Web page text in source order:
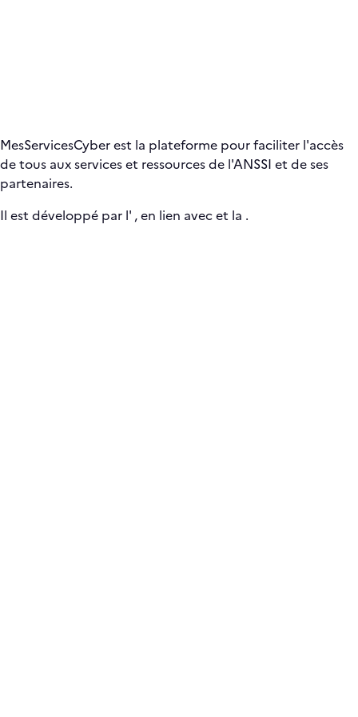
MesServicesCyber est la plateforme pour faciliter l'accès
de tous aux services et ressources de l'ANSSI et de ses
partenaires.
Il est développé par l' , en lien avecet la .